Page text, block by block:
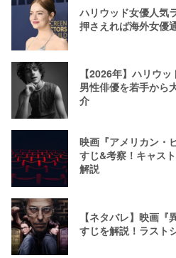
ハリウッド女優人気
押さえれば海外女優
【2026年】ハリウ
男性俳優を若手から
介
映画『アメリカン・
すじ&考察！キャス
解説
【ネタバレ】映画
すじを解説！ラスト